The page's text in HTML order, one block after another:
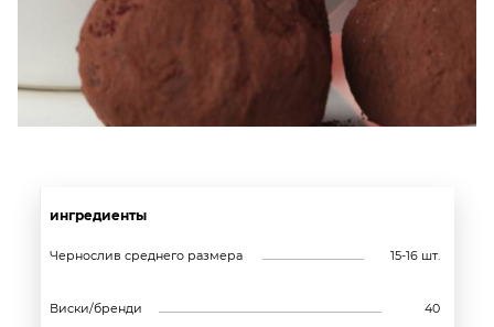
ингредиенты
Чернослив среднего размера 15-16 шт.
Виски/бренди 40